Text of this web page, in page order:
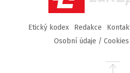
Etický kodex Redakce
Osobní údaje / Cookies
Přejít